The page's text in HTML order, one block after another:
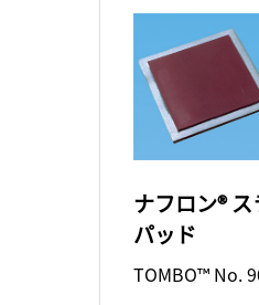
ナフロン®
パッド
TOMBO™ No.